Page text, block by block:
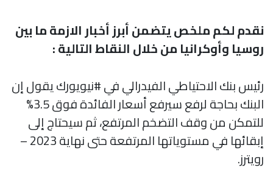
نقدم لكم ملخص يتضمن أبرز أخبار الازمة ما بين
روسيا وأوكرانيا من خلال النقاط التالية :
رئيس بنك الاحتياطي الفيدرالي في #نيويورك يقول إن
البنك بحاجة لرفع سيرفع أسعار الفائدة فوق 3.5%
للتمكن من وقف التضخم المرتفع، ثم سيحتاج إلى
إبقائها في مستوياتها المرتفعة حتى نهاية 2023 –
رويترز.